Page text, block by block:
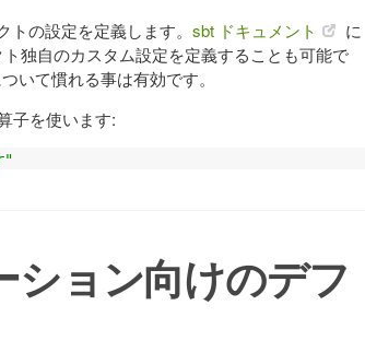
の設定を定義します。 sbt ドキュメント
に
独自のカスタム設定を定義することも可能で
いて慣れる事は有効です。
子を使います:
ション向けのデフ